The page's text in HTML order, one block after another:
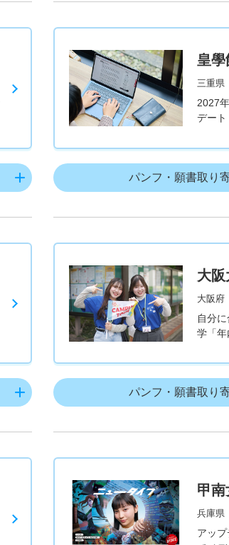
皇學
三重県
2027
デート
パンフ・願書取り
大
大阪府
自分
学「年
パンフ・願書取り
甲
兵庫県
アッ